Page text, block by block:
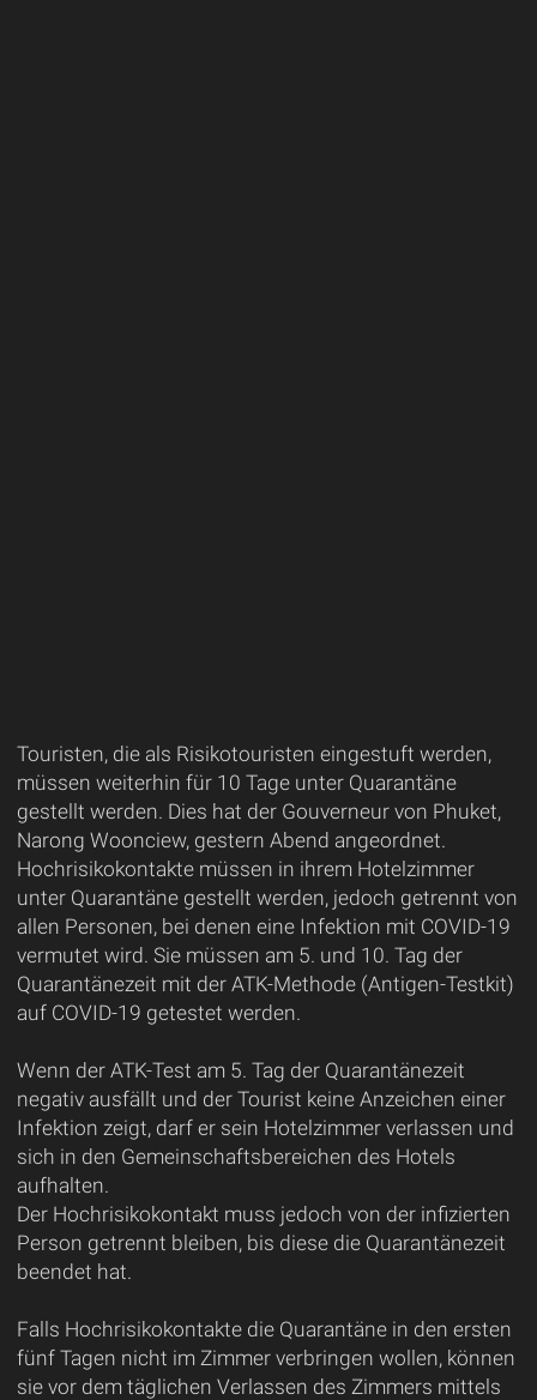
Touristen, die als Risikotouristen eingestuft werden,
müssen weiterhin für 10 Tage unter Quarantäne
gestellt werden. Dies hat der Gouverneur von Phuket,
Narong Woonciew, gestern Abend angeordnet.
Hochrisikokontakte müssen in ihrem Hotelzimmer
unter Quarantäne gestellt werden, jedoch getrennt von
allen Personen, bei denen eine Infektion mit COVID-19
vermutet wird. Sie müssen am 5. und 10. Tag der
Quarantänezeit mit der ATK-Methode (Antigen-Testkit)
auf COVID-19 getestet werden.
Wenn der ATK-Test am 5. Tag der Quarantänezeit
negativ ausfällt und der Tourist keine Anzeichen einer
Infektion zeigt, darf er sein Hotelzimmer verlassen und
sich in den Gemeinschaftsbereichen des Hotels
aufhalten.
Der Hochrisikokontakt muss jedoch von der infizierten
Person getrennt bleiben, bis diese die Quarantänezeit
beendet hat.
Falls Hochrisikokontakte die Quarantäne in den ersten
fünf Tagen nicht im Zimmer verbringen wollen, können
sie vor dem täglichen Verlassen des Zimmers mittels